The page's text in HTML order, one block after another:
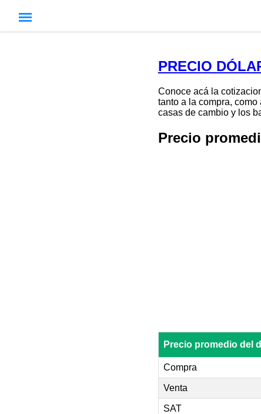
PRECIO
Conoce acá la
tanto a la compra,
casas de cambio y los
Precio
Precio promedio del
Compra
Venta
SAT